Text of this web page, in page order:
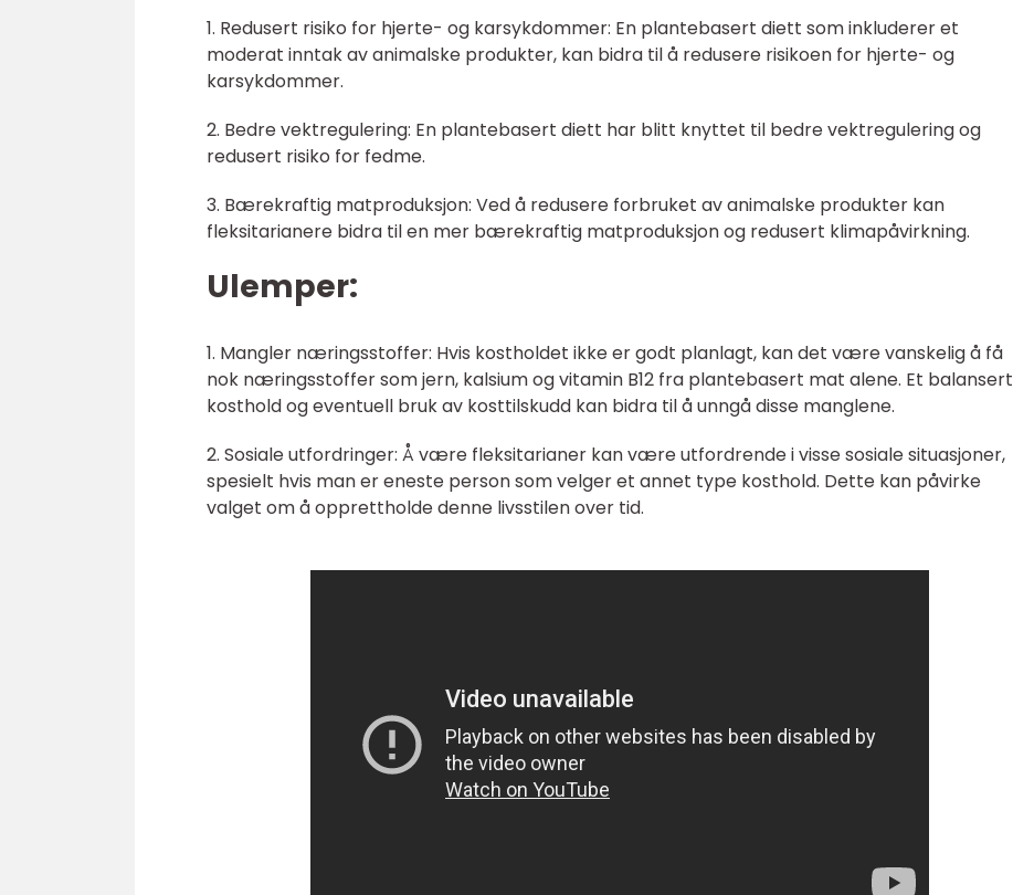
1. Redusert risiko for hjerte- og karsykdommer: En plantebasert diett som inkluderer et
moderat inntak av animalske produkter, kan bidra til å redusere risikoen for hjerte- og
karsykdommer.
2. Bedre vektregulering: En plantebasert diett har blitt knyttet til bedre vektregulering og
redusert risiko for fedme.
3. Bærekraftig matproduksjon: Ved å redusere forbruket av animalske produkter kan
fleksitarianere bidra til en mer bærekraftig matproduksjon og redusert klimapåvirkning.
Ulemper:
1. Mangler næringsstoffer: Hvis kostholdet ikke er godt planlagt, kan det være vanskelig å få
nok næringsstoffer som jern, kalsium og vitamin B12 fra plantebasert mat alene. Et balansert
kosthold og eventuell bruk av kosttilskudd kan bidra til å unngå disse manglene.
2. Sosiale utfordringer: Å være fleksitarianer kan være utfordrende i visse sosiale situasjoner,
spesielt hvis man er eneste person som velger et annet type kosthold. Dette kan påvirke
valget om å opprettholde denne livsstilen over tid.